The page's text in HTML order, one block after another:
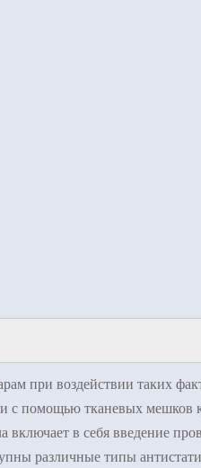
при воздействии таких
с помощью тканевых мешков
в себя введение
различные типы